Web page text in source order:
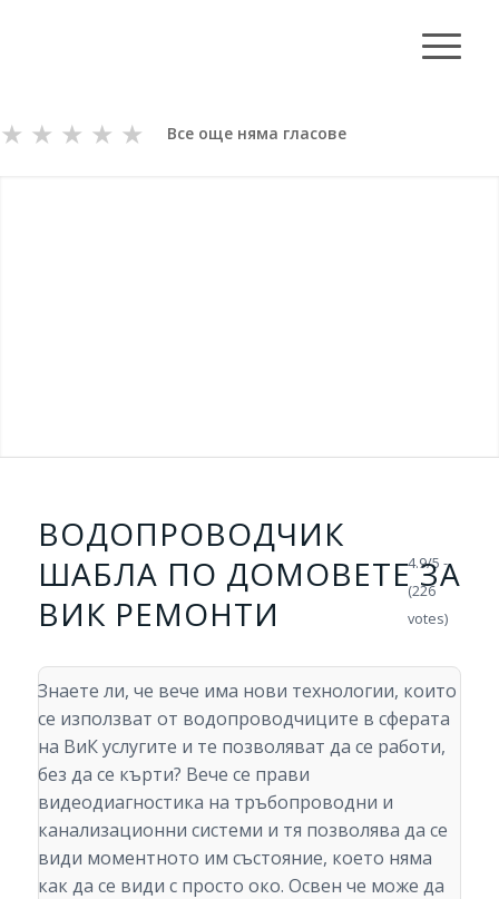
★
★
★
★
★ Все още няма гласове
ВОДОПРОВОДЧИК
ШАБЛА ПО ДОМОВЕТЕ ЗА
ВИК РЕМОНТИ
Знаете ли, че вече има нови технологии, които
се използват от водопроводчиците в сферата
на ВиК услугите и те позволяват да се работи,
без да се кърти? Вече се прави
видеодиагностика на тръбопроводни и
канализационни системи и тя позволява да се
види моментното им състояние, което няма
как да се види с просто око. Освен че може да
4.9/5 -
(226
votes)